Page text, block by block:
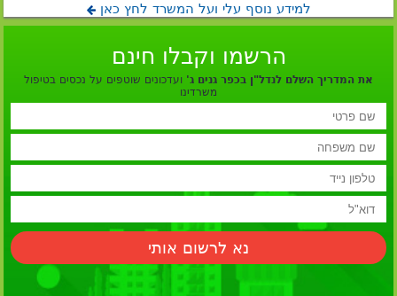
למידע נוסף עלי ועל המשרד לחץ כאן
הרשמו וקבלו חינם
את המדריך השלם לנדל"ן בכפר גנים ג' ועדכונים שוטפים על נכסים בטיפול
משרדינו
נא לרשום אותי